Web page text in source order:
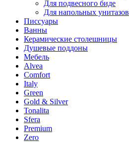
Для подвесного биде
Для напольных унитазов
Писсуары
Ванны
Керамические столешницы
Душевые поддоны
Мебель
Alvea
Comfort
Italy
Green
Gold & Silver
Tonalita
Sfera
Premium
Zero